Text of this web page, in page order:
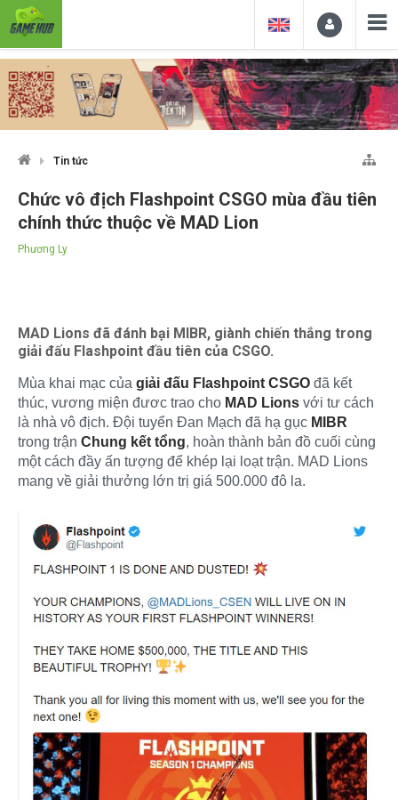
Tin tức
Chức vô địch Flashpoint CSGO mùa đầu tiên
chính thức thuộc về MAD Lion
Phương Ly
MAD Lions đã đánh bại MIBR, giành chiến thắng trong
giải đấu Flashpoint đầu tiên của CSGO.
Mùa khai mạc của giải đấu Flashpoint CSGO đã kết
thúc, vương miện đươc trao cho MAD Lions với tư cách
là nhà vô địch. Đội tuyển Đan Mạch đã hạ gục MIBR
trong trận Chung kết tổng, hoàn thành bản đồ cuối cùng
một cách đầy ấn tượng để khép lại loạt trận. MAD Lions
mang về giải thưởng lớn trị giá 500.000 đô la.